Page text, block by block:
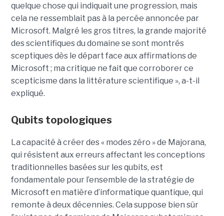
quelque chose qui indiquait une progression, mais
cela ne ressemblait pas à la percée annoncée par
Microsoft. Malgré les gros titres, la grande majorité
des scientifiques du domaine se sont montrés
sceptiques dès le départ face aux affirmations de
Microsoft ; ma critique ne fait que corroborer ce
scepticisme dans la littérature scientifique », a-t-il
expliqué.
Qubits topologiques
La capacité à créer des « modes zéro » de Majorana,
qui résistent aux erreurs affectant les conceptions
traditionnelles basées sur les qubits, est
fondamentale pour l’ensemble de la stratégie de
Microsoft en matière d’informatique quantique, qui
remonte à deux décennies. Cela suppose bien sûr